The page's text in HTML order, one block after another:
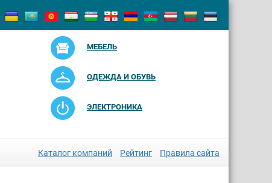
МЕБЕЛЬ
ОДЕЖДА И ОБУВЬ
ЭЛЕКТРОНИКА
Каталог компаний Рейтинг Правила сайта